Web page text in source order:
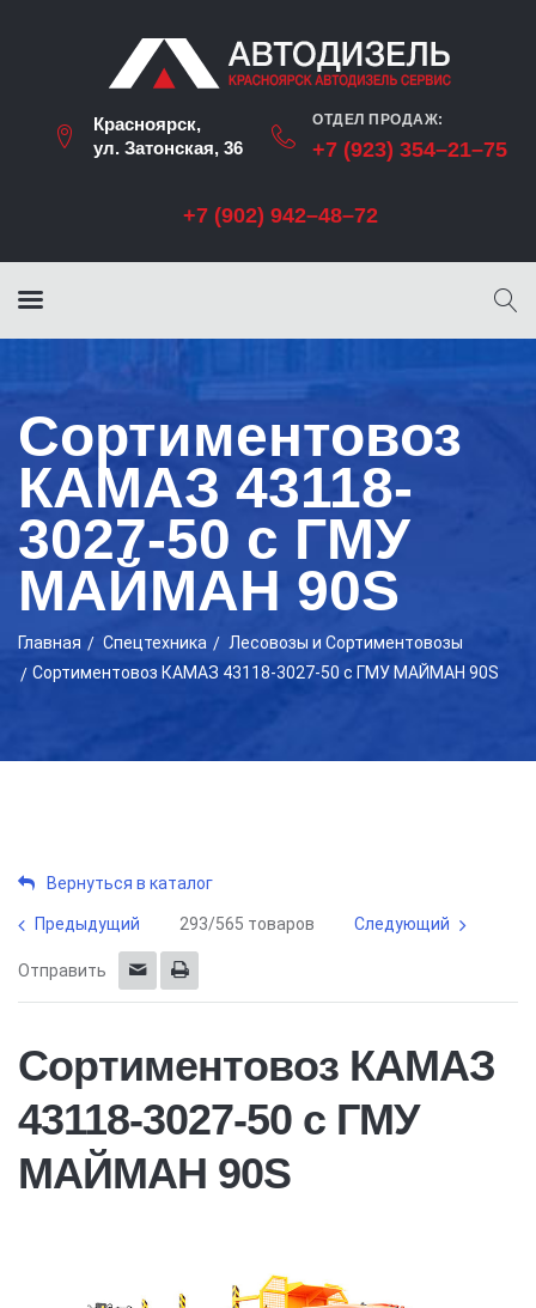
Красноярск,
ул. Затонская, 36
ОТДЕЛ ПРОДАЖ:
+7 (923) 354–21–75
+7 (902) 942–48–72
Сортиментовоз
КАМАЗ 43118-
3027-50 с ГМУ
МАЙМАН 90S
Главная Cпецтехника
Лесовозы и Сортиментовозы
Сортиментовоз КАМАЗ 43118-3027-50 с ГМУ МАЙМАН 90S
Вернуться в каталог
Предыдущий 293/565 товаров Следующий
Отправить
Сортиментовоз КАМАЗ
43118-3027-50 с ГМУ
МАЙМАН 90S